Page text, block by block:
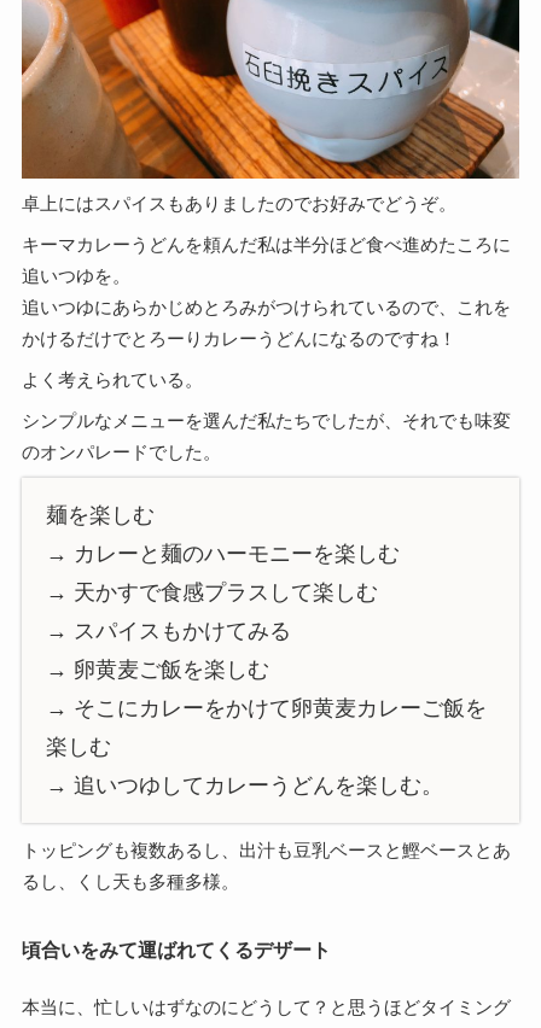
卓上にはスパイスもありましたのでお好みでどうぞ。
キーマカレーうどんを頼んだ私は半分ほど食べ進めたころに
追いつゆを。
追いつゆにあらかじめとろみがつけられているので、これを
かけるだけでとろーりカレーうどんになるのですね！
よく考えられている。
シンプルなメニューを選んだ私たちでしたが、それでも味変
のオンパレードでした。
麺を楽しむ
→ カレーと麺のハーモニーを楽しむ
→ 天かすで食感プラスして楽しむ
→ スパイスもかけてみる
→ 卵黄麦ご飯を楽しむ
→ そこにカレーをかけて卵黄麦カレーご飯を
楽しむ
→ 追いつゆしてカレーうどんを楽しむ。
トッピングも複数あるし、出汁も豆乳ベースと鰹ベースとあ
るし、くし天も多種多様。
頃合いをみて運ばれてくるデザート
本当に、忙しいはずなのにどうして？と思うほどタイミング